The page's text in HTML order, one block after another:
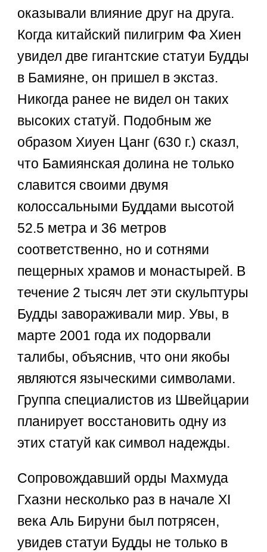
оказывали влияние друг на друга.
Когда китайский пилигрим Фа Хиен
увидел две гигантские статуи Будды
в Бамияне, он пришел в экстаз.
Никогда ранее не видел он таких
высоких статуй. Подобным же
образом Хиуен Цанг (630 г.) сказл,
что Бамиянская долина не только
славится своими двумя
колоссальными Буддами высотой
52.5 метра и 36 метров
соответственно, но и сотнями
пещерных храмов и монастырей. В
течение 2 тысяч лет эти скульптуры
Будды завораживали мир. Увы, в
марте 2001 года их подорвали
талибы, объяснив, что они якобы
являются языческими символами.
Группа специалистов из Швейцарии
планирует восстановить одну из
этих статуй как символ надежды.
Сопровождавший орды Махмуда
Гхазни несколько раз в начале XI
века Аль Бируни был потрясен,
увидев статуи Будды не только в